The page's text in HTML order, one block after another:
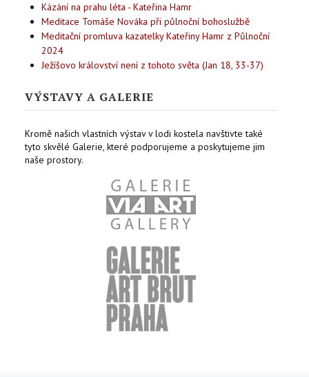
Kázání na prahu léta - Kateřina Hamr
Meditace Tomáše Nováka při půlnoční bohoslužbě
Meditační promluva kazatelky Kateřiny Hamr z Půlnoční
2024
Ježíšovo království není z tohoto světa (Jan 18, 33-37)
VÝSTAVY A GALERIE
Kromě našich vlastních výstav v lodi kostela navštivte také
tyto skvělé Galerie, které podporujeme a poskytujeme jim
naše prostory.